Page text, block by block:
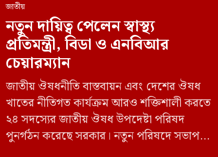
জাতীয়
নতুন দায়িত্ব পেলেন স্বাস্থ্য
প্রতিমন্ত্রী, বিডা ও এনবিআর
চেয়ারম্যান
জাতীয় ঔষধনীতি বাস্তবায়ন এবং দেশের ঔষধ
খাতের নীতিগত কার্যক্রম আরও শক্তিশালী করতে
২৪ সদস্যের জাতীয় ঔষধ উপদেষ্টা পরিষদ
পুনর্গঠন করেছে সরকার। নতুন পরিষদে সভাপতি